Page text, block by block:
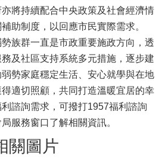
將持續配合中央政策及社會經濟情
助制度，以回應市民實際需求。
族群一直是市政重要施政方向，透
及社區支持系統多元措施，逐步建
勢家庭穩定生活、安心就學與在地
適切照顧，共同打造溫暖宜居的幸
諮詢需求，可撥打1957福利諮詢
服務窗口了解相關資訊。
關圖片